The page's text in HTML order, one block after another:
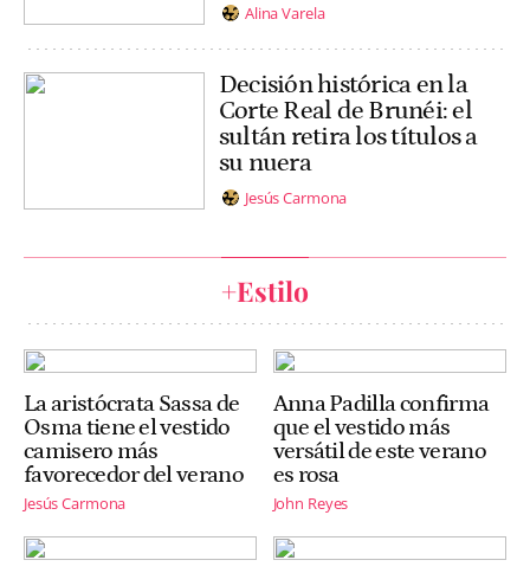
Alina Varela
Decisión histórica en la
Corte Real de Brunéi: el
sultán retira los títulos a
su nuera
Jesús Carmona
+Estilo
La aristócrata Sassa de
Osma tiene el vestido
camisero más
favorecedor del verano
Jesús Carmona
Anna Padilla confirma
que el vestido más
versátil de este verano
es rosa
John Reyes